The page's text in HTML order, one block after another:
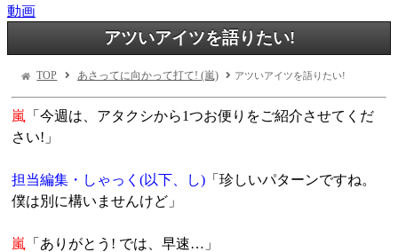
動画
アツいアイツを語りたい!
TOP あさってに向かって打て! (嵐) アツいアイツを語りたい!
嵐
「今週は、アタクシから1つお便りをご紹介させてくだ
さい!」
担当編集・しゃっく(以下、し) 「珍しいパターンですね。
僕は別に構いませんけど」
嵐 「ありがとう! では、早速…」